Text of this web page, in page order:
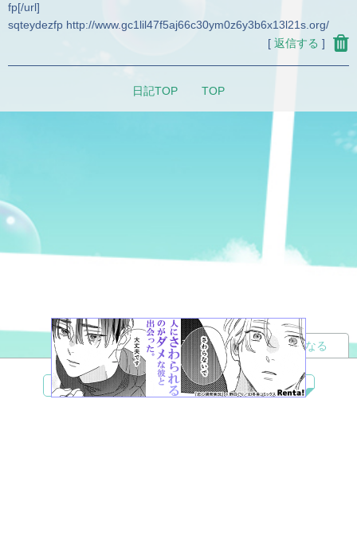
fp[/url]
sqteydezfp http://www.gc1lil47f5aj66c30ym0z6y3b6x13l21s.org/
[ 返信する ]
日記TOP TOP
夢小説 ツイステ R18 鬼滅の刃 BL
読者になる